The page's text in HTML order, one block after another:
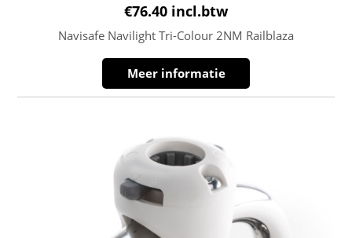
€76.40 incl.btw
Navisafe Navilight Tri-Colour 2NM Railblaza
Meer informatie